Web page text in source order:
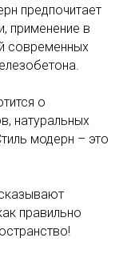
предпочитает
применение в
современных
о
натуральных
модерн – это
правильно